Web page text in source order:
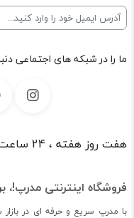
ما را در شبکه های اجتماعی
هفت روز هفته ، 24 ساعت شبانه‌روز پاسخگوی شما هستیم.
فروشگاه اینترنتی مدرپ!،
با مدرپ سریع و حرفه ای در